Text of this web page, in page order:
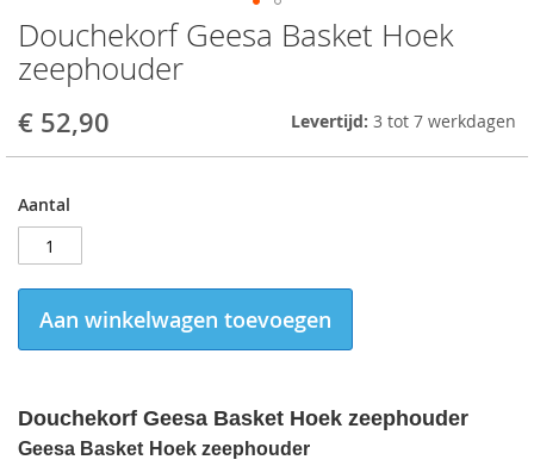
Douchekorf Geesa Basket Hoek
zeephouder
€ 52,90 Levertijd: 3 tot 7 werkdagen
Aantal
Aan winkelwagen toevoegen
Douchekorf Geesa Basket Hoek zeephouder
Geesa Basket Hoek zeephouder
Skip
to
the
of
gallery